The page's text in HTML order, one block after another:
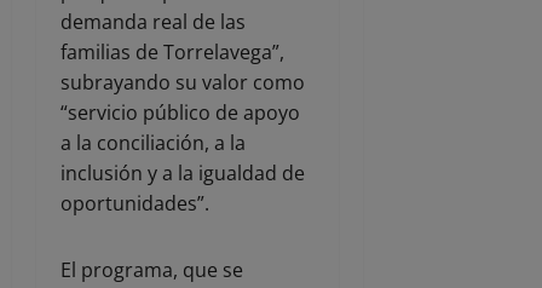
demanda real de las
familias de Torrelavega”,
subrayando su valor como
“servicio público de apoyo
a la conciliación, a la
inclusión y a la igualdad de
oportunidades”.
El programa, que se